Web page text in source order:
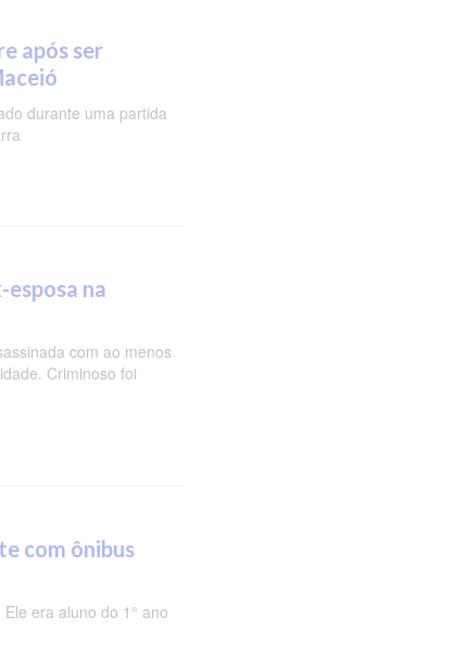
após ser
durante uma partida
esposa na
com ao menos
Criminoso foi
com ônibus
era aluno do 1° ano